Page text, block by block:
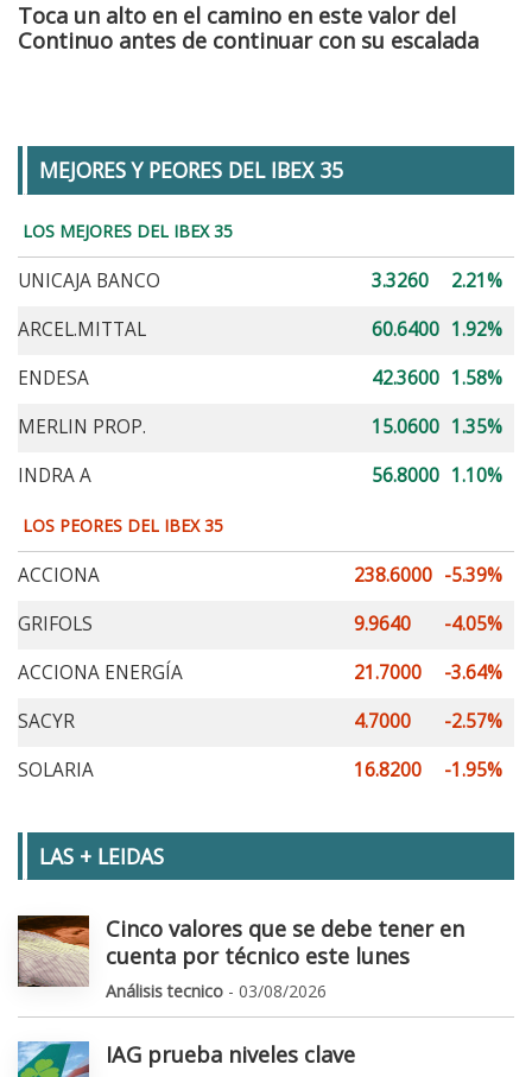
Toca un alto en el camino en este valor del
Continuo antes de continuar con su escalada
MEJORES Y PEORES DEL IBEX 35
LOS MEJORES DEL IBEX 35
UNICAJA BANCO 3.3260
2.21%
ARCEL.MITTAL
60.6400 1.92%
ENDESA
42.3600 1.58%
MERLIN PROP.
15.0600 1.35%
INDRA A
56.8000 1.10%
LOS PEORES DEL IBEX 35
ACCIONA 238.6000 -5.39%
GRIFOLS
9.9640
-4.05%
ACCIONA ENERGÍA
21.7000
-3.64%
SACYR
4.7000
-2.57%
SOLARIA
16.8200 -1.95%
LAS + LEIDAS
Cinco valores que se debe tener en
cuenta por técnico este lunes
Análisis tecnico - 03/08/2026
IAG prueba niveles clave